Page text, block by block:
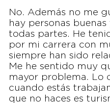
No. Además no me
hay personas
todas partes. He
por mi carrera con
siempre han sido
Me he sentido muy
mayor problema. Lo
cuando estás
que no haces es